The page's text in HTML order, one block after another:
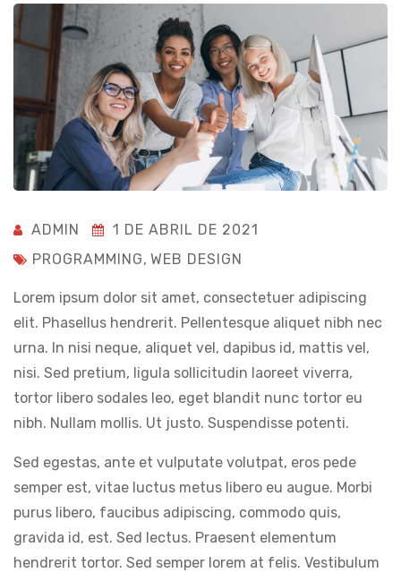
ADMIN
1 DE ABRIL DE 2021
PROGRAMMING, WEB DESIGN
Lorem ipsum dolor sit amet, consectetuer adipiscing
elit. Phasellus hendrerit. Pellentesque aliquet nibh nec
urna. In nisi neque, aliquet vel, dapibus id, mattis vel,
nisi. Sed pretium, ligula sollicitudin laoreet viverra,
tortor libero sodales leo, eget blandit nunc tortor eu
nibh. Nullam mollis. Ut justo. Suspendisse potenti.
Sed egestas, ante et vulputate volutpat, eros pede
semper est, vitae luctus metus libero eu augue. Morbi
purus libero, faucibus adipiscing, commodo quis,
gravida id, est. Sed lectus. Praesent elementum
hendrerit tortor. Sed semper lorem at felis. Vestibulum